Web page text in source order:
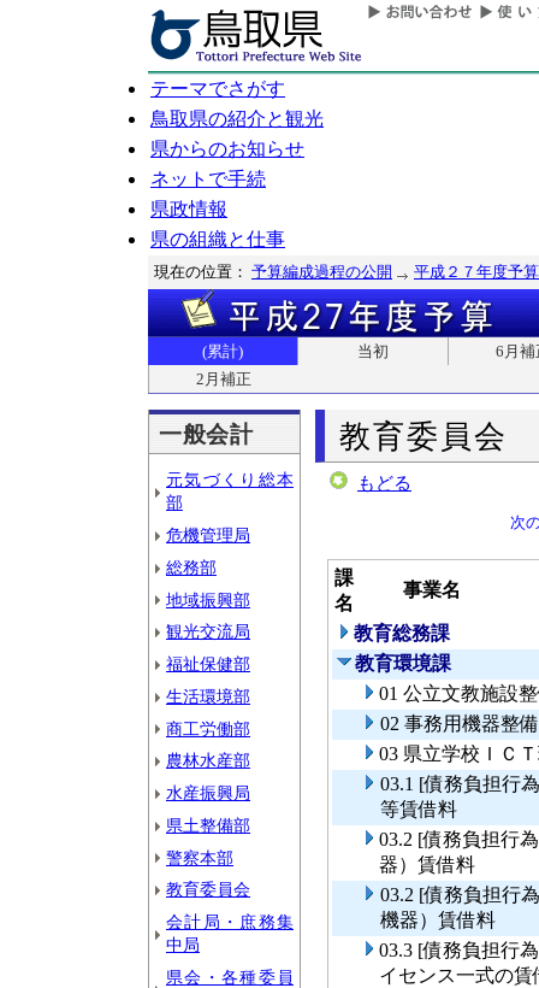
テーマでさがす
鳥取県の紹介と観光
県からのお知らせ
ネットで手続
県政情報
県の組織と仕事
現在の位置： 予算編成過程の公開 平成２７年度予算
(累計) 当初
6月補
2月補正
一般会計
元気づくり総本
部
危機管理局
総務部
地域振興部
観光交流局
福祉保健部
生活環境部
商工労働部
農林水産部
水産振興局
県土整備部
警察本部
教育委員会
会計局・庶務集
中局
県会・各種委員
教育委員会
もどる
次
課
名
事業名
教育総務課
教育環境課
01 公立文教施設
02 事務用機器整
03 県立学校ＩＣ
03.1 [債務負担行
等賃借料
03.2 [債務負担行
器）賃借料
03.2 [債務負担行
機器）賃借料
03.3 [債務負担行
イセンス一式の賃